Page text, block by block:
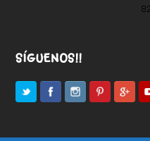
SÍGUENOS!!